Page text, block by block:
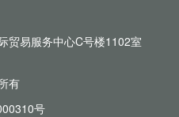
贸易服务中心C号楼1102室
有
号